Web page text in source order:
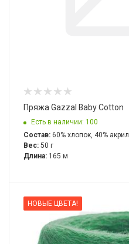
Пряжа Gazzal Baby Cotton
Есть в наличии: 100
Состав: 60% хлопок, 40% акрил
Вес: 50 г
Длина: 165 м
НОВЫЕ ЦВЕТА!